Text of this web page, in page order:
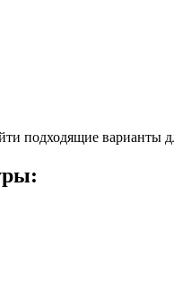
подходящие варианты